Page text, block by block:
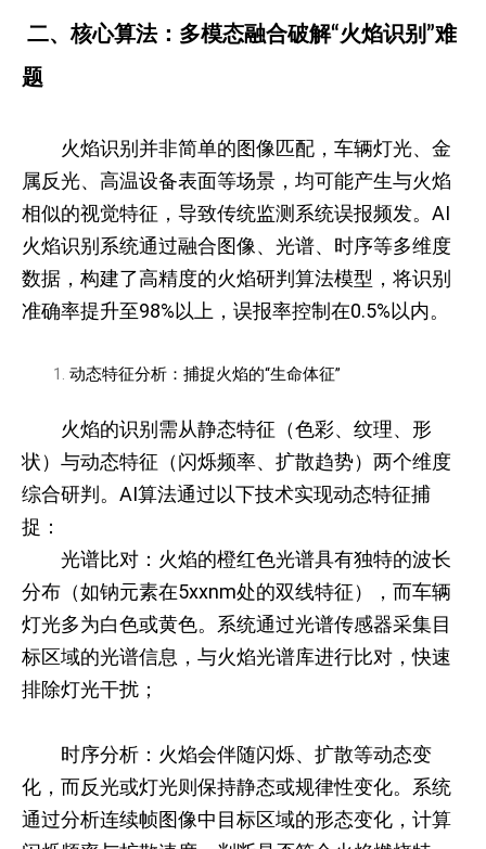
二、核心算法：多模态融合破解“火焰识别”难
题
火焰识别并非简单的图像匹配，车辆灯光、金
属反光、高温设备表面等场景，均可能产生与火焰
相似的视觉特征，导致传统监测系统误报频发。AI
火焰识别系统通过融合图像、光谱、时序等多维度
数据，构建了高精度的火焰研判算法模型，将识别
准确率提升至98%以上，误报率控制在0.5%以内。
动态特征分析：捕捉火焰的“生命体征”
火焰的识别需从静态特征（色彩、纹理、形
状）与动态特征（闪烁频率、扩散趋势）两个维度
综合研判。AI算法通过以下技术实现动态特征捕
捉：
光谱比对：火焰的橙红色光谱具有独特的波长
分布（如钠元素在5xxnm处的双线特征），而车辆
灯光多为白色或黄色。系统通过光谱传感器采集目
标区域的光谱信息，与火焰光谱库进行比对，快速
排除灯光干扰；
时序分析：火焰会伴随闪烁、扩散等动态变
化，而反光或灯光则保持静态或规律性变化。系统
通过分析连续帧图像中目标区域的形态变化，计算